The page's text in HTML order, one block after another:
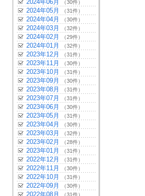
2024年06月 （30件）
2024年05月 （31件）
2024年04月 （30件）
2024年03月 （32件）
2024年02月 （29件）
2024年01月 （32件）
2023年12月 （31件）
2023年11月 （30件）
2023年10月 （31件）
2023年09月 （30件）
2023年08月 （31件）
2023年07月 （31件）
2023年06月 （30件）
2023年05月 （31件）
2023年04月 （30件）
2023年03月 （32件）
2023年02月 （28件）
2023年01月 （31件）
2022年12月 （31件）
2022年11月 （30件）
2022年10月 （31件）
2022年09月 （30件）
2022年08月 （31件）